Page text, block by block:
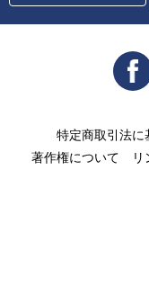
特定商取引法に
著作権について
リ